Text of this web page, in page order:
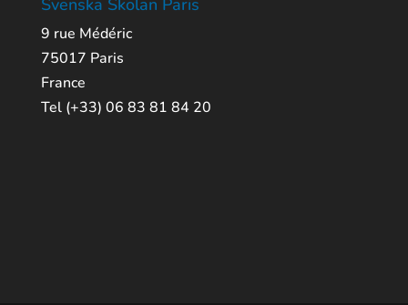
Svenska Skolan Paris
9 rue Médéric
75017 Paris
France
Tel (+33) 06 83 81 84 20